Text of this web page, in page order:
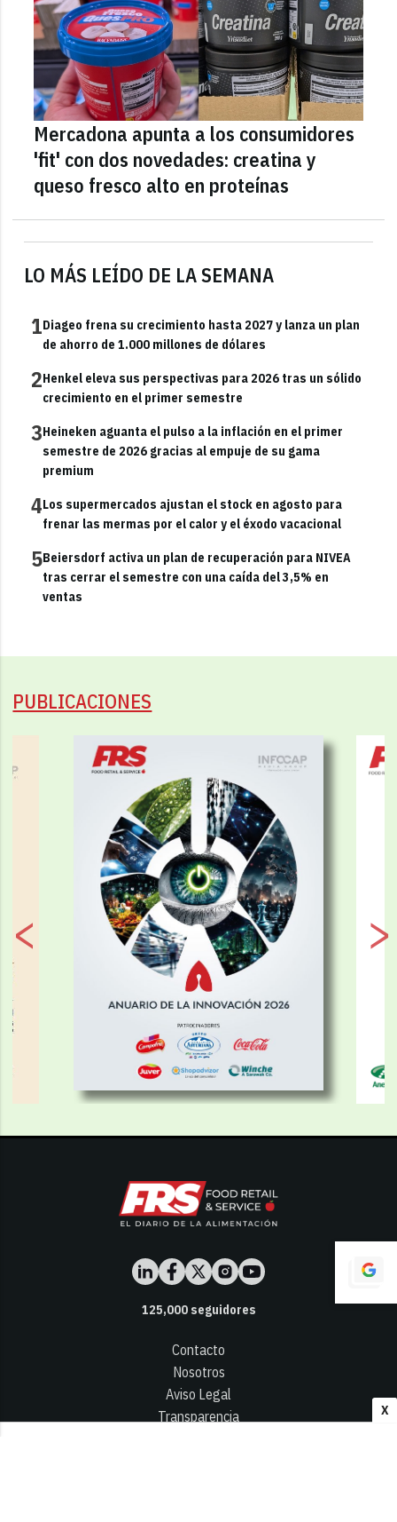
X
LO MÁS LEÍDO DE LA SEMANA
1Diageo frena su crecimiento hasta 2027 y lanza un plan
de ahorro de 1.000 millones de dólares
2Henkel eleva sus perspectivas para 2026 tras un sólido
crecimiento en el primer semestre
3Heineken aguanta el pulso a la inflación en el primer
semestre de 2026 gracias al empuje de su gama
premium
4Los supermercados ajustan el stock en agosto para
frenar las mermas por el calor y el éxodo vacacional
5Beiersdorf activa un plan de recuperación para NIVEA
tras cerrar el semestre con una caída del 3,5% en
ventas
Mercadona apunta a los consumidores
'fit' con dos novedades: creatina y
queso fresco alto en proteínas
PUBLICACIONES
125,000seguidores
Contacto
Nosotros
Aviso Legal
Transparencia